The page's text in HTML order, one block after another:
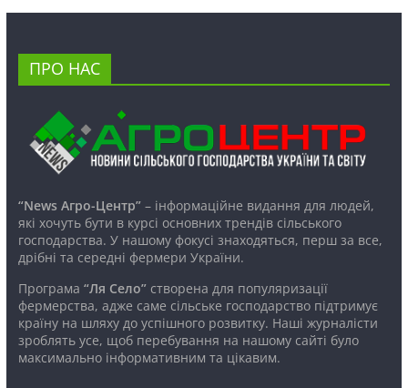
ПРО НАС
“News Агро-Центр”– інформаційне видання для людей,
які хочуть бути в курсі основних трендів сільського
господарства. У нашому фокусі знаходяться, перш за все,
дрібні та середні фермери України.
Програма “Ля Село”створена для популяризації
фермерства, адже саме сільське господарство підтримує
країну на шляху до успішного розвитку. Наші журналісти
зроблять усе, щоб перебування на нашому сайті було
максимально інформативним та цікавим.